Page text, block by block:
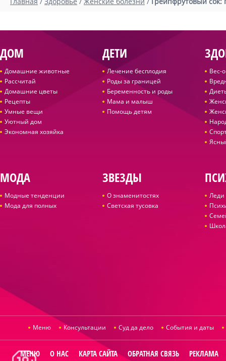
ДОМ
Домашние животные
Рассчитай
Домашние цветы
Рецепты
Умные вещи
Уютный дом
Экономная хозяйка
ДЕТИ
Лечение бесплодия
Роды за границей
Беременность и роды
Мама и малыш
Помощь детям
Вес-
МОДА
Модные тенденции
Мода для полных
ЗВЕЗДЫ
О знаменитостях
Светская тусовка
Леди
Меню Консультации Суд да дело События и даты
МЕНЮ О НАС КАРТА САЙТА ОБРАТНАЯ СВЯЗЬ РЕКЛАМА